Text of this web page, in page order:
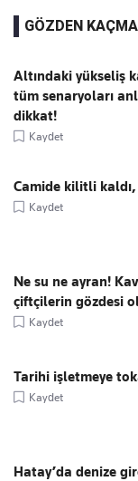
GÖZDEN
Altındaki yükseliş
tüm senaryoları
dikkat!
Kaydet
Camide kilitli
Kaydet
Ne su ne ayran!
çiftçilerin gözdesi
Kaydet
Tarihi işletmeye
Kaydet
Hatay’da denize